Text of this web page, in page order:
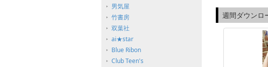
男気屋
竹書房
双葉社
ai★star
Blue Ribon
Club Teen's
週間ダウンロ